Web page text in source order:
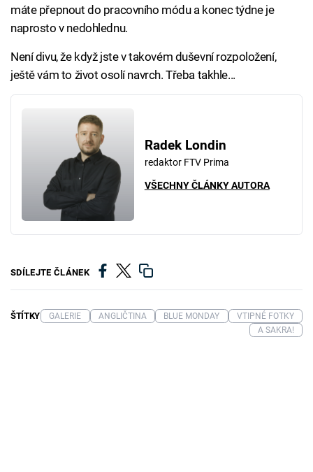
máte přepnout do pracovního módu a konec týdne je
naprosto v nedohlednu.
Není divu, že když jste v takovém duševní rozpoložení,
ještě vám to život osolí navrch. Třeba takhle...
Radek Londin
redaktor FTV Prima
VŠECHNY ČLÁNKY AUTORA
SDÍLEJTE ČLÁNEK
ŠTÍTKY GALERIE ANGLIČTINA BLUE MONDAY
VTIPNÉ FOTKY
A SAKRA!